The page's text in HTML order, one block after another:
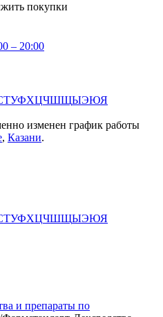
покупки
– 20:00
ТУФХЦЧШЩЫЭЮЯ
изменен график работы
, Казани.
ТУФХЦЧШЩЫЭЮЯ
и препараты по